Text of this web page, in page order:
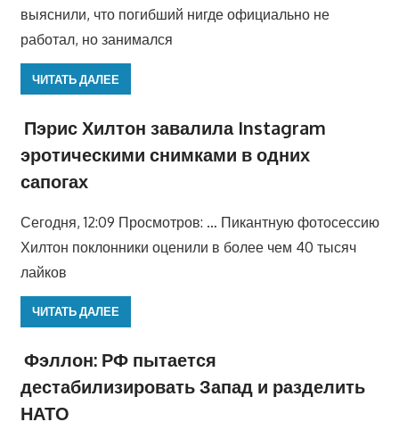
выяснили, что погибший нигде официально не
работал, но занимался
ЧИТАТЬ ДАЛЕЕ
Пэрис Хилтон завалила Instagram
эротическими снимками в одних
сапогах
Сегодня, 12:09 Просмотров: … Пикантную фотосессию
Хилтон поклонники оценили в более чем 40 тысяч
лайков
ЧИТАТЬ ДАЛЕЕ
Фэллон: РФ пытается
дестабилизировать Запад и разделить
НАТО